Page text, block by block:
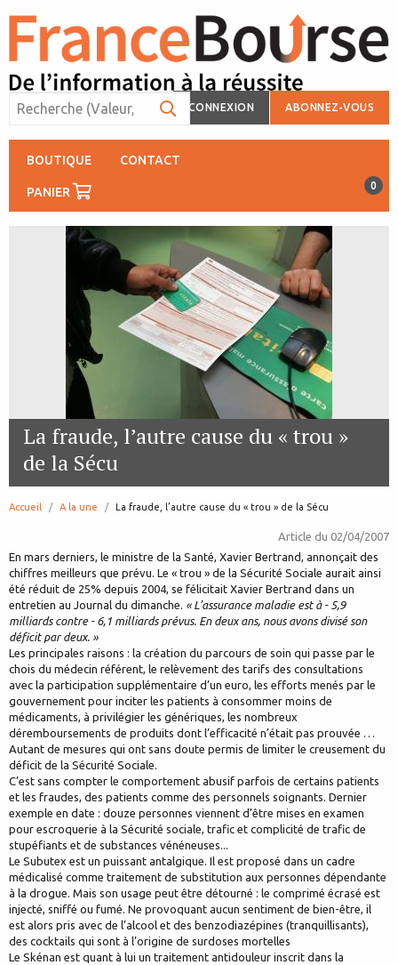
CONNEXION ABONNEZ-VOUS
BOUTIQUE CONTACT
PANIER 0
La fraude, l’autre cause du « trou »
de la Sécu
Accueil A la une page:
La fraude, l’autre cause du « trou » de la Sécu
Article du 02/04/2007
En mars derniers, le ministre de la Santé, Xavier Bertrand, annonçait des
chiffres meilleurs que prévu. Le « trou » de la Sécurité Sociale aurait ainsi
été réduit de 25% depuis 2004, se félicitait Xavier Bertrand dans un
entretien au Journal du dimanche. « L’assurance maladie est à - 5,9
milliards contre - 6,1 milliards prévus. En deux ans, nous avons divisé son
déficit par deux. »
Les principales raisons : la création du parcours de soin qui passe par le
chois du médecin référent, le relèvement des tarifs des consultations
avec la participation supplémentaire d’un euro, les efforts menés par le
gouvernement pour inciter les patients à consommer moins de
médicaments, à privilégier les génériques, les nombreux
déremboursements de produits dont l’efficacité n’était pas prouvée …
Autant de mesures qui ont sans doute permis de limiter le creusement du
déficit de la Sécurité Sociale.
C’est sans compter le comportement abusif parfois de certains patients
et les fraudes, des patients comme des personnels soignants. Dernier
exemple en date : douze personnes viennent d’être mises en examen
pour escroquerie à la Sécurité sociale, trafic et complicité de trafic de
stupéfiants et de substances vénéneuses...
Le Subutex est un puissant antalgique. Il est proposé dans un cadre
médicalisé comme traitement de substitution aux personnes dépendante
à la drogue. Mais son usage peut être détourné : le comprimé écrasé est
injecté, sniffé ou fumé. Ne provoquant aucun sentiment de bien-être, il
est alors pris avec de l’alcool et des benzodiazépines (tranquillisants),
des cocktails qui sont à l’origine de surdoses mortelles
Le Skénan est quant à lui un traitement antidouleur inscrit dans la